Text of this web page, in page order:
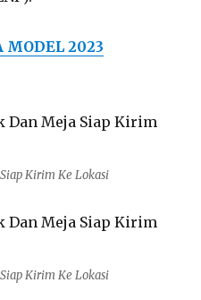
MODEL 2023
Kirim Ke Lokasi
Kirim Ke Lokasi